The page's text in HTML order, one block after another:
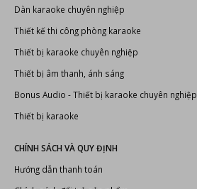
Dàn karaoke chuyên nghiệp
Thiết kế thi công phòng karaoke
Thiết bị karaoke chuyên nghiệp
Thiết bị âm thanh, ánh sáng
Bonus Audio -Thiết bị karaoke chuyên nghiệp
Thiết bị karaoke
CHÍNH SÁCH VÀ QUY ĐỊNH
Hướng dẫn thanh toán